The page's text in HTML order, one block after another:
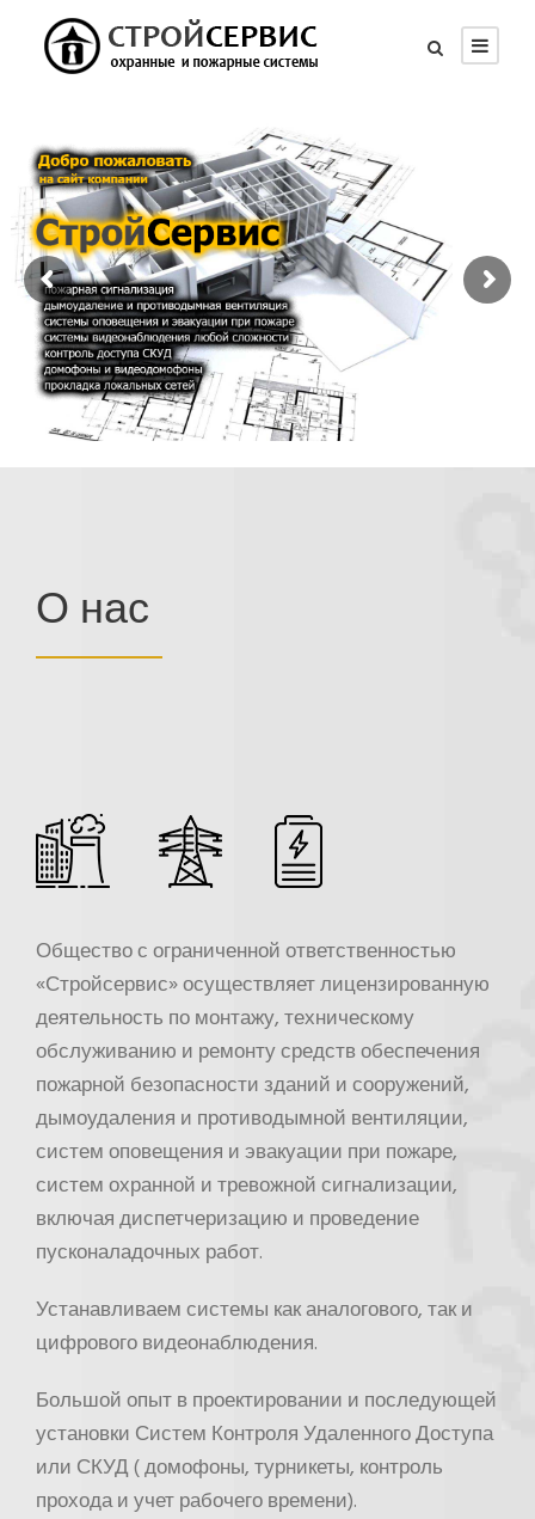
О нас
Общество с ограниченной ответственностью
«Стройсервис»осуществляет лицензированную
деятельность по монтажу, техническому
обслуживанию и ремонту средств обеспечения
пожарной безопасности зданий и сооружений,
дымоудаления и противодымной вентиляции,
систем оповещения и эвакуации при пожаре,
систем охранной и тревожной сигнализации,
включая диспетчеризацию и проведение
пусконаладочных работ.
Устанавливаем системы как аналогового, так и
цифрового видеонаблюдения.
Большой опыт в проектировании и последующей
установки Систем Контроля Удаленного Доступа
или СКУД ( домофоны, турникеты, контроль
прохода и учет рабочего времени).